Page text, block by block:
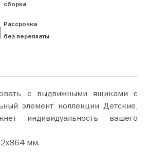
сборка
Рассрочка
без переплаты
с выдвижными ящиками с
элемент коллекции Детские,
индивидуальность вашего
мм.